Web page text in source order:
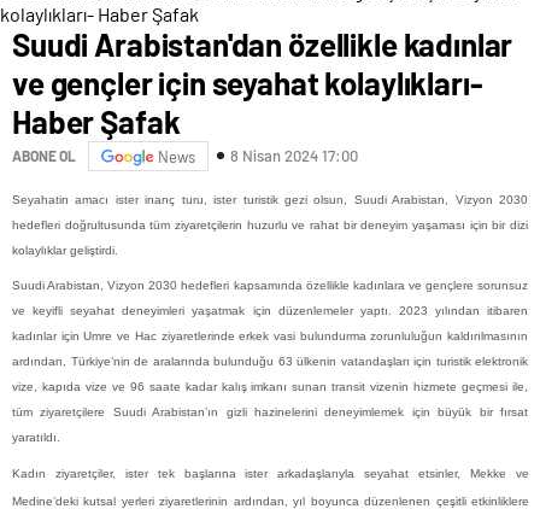
Suudi Arabistan'dan özellikle kadınlar
ve gençler için seyahat kolaylıkları-
Haber Şafak
ABONE OL News 8 Nisan 2024 17:00
Seyahatin amacı ister inanç turu, ister turistik gezi olsun, Suudi Arabistan, Vizyon 2030
hedefleri doğrultusunda tüm ziyaretçilerin huzurlu ve rahat bir deneyim yaşaması için bir dizi
kolaylıklar geliştirdi.
Suudi Arabistan, Vizyon 2030 hedefleri kapsamında özellikle kadınlara ve gençlere sorunsuz
ve keyifli seyahat deneyimleri yaşatmak için düzenlemeler yaptı. 2023 yılından itibaren
kadınlar için Umre ve Hac ziyaretlerinde erkek vasi bulundurma zorunluluğun kaldırılmasının
ardından, Türkiye’nin de aralarında bulunduğu 63 ülkenin vatandaşları için turistik elektronik
vize, kapıda vize ve 96 saate kadar kalış imkanı sunan transit vizenin hizmete geçmesi ile,
tüm ziyaretçilere Suudi Arabistan’ın gizli hazinelerini deneyimlemek için büyük bir fırsat
yaratıldı.
Kadın ziyaretçiler, ister tek başlarına ister arkadaşlarıyla seyahat etsinler, Mekke ve
Medine’deki kutsal yerleri ziyaretlerinin ardından, yıl boyunca düzenlenen çeşitli etkinliklere